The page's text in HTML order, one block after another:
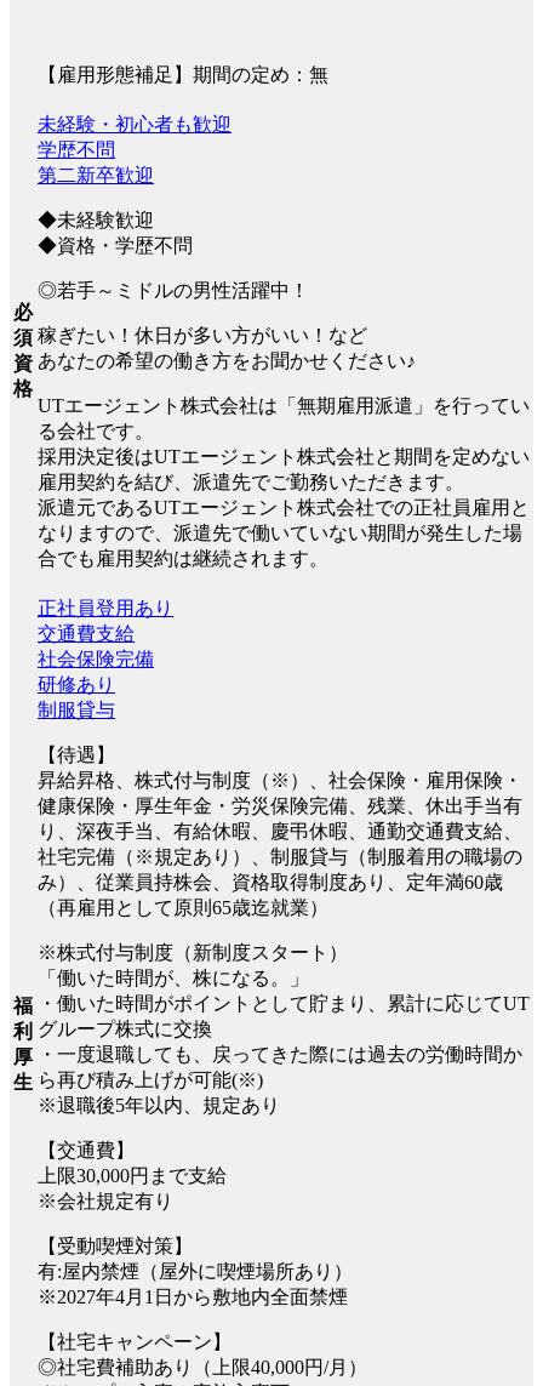
【雇用形態補足】期間の定め：無
必
須
資
格
未経験・初心者も歓迎
学歴不問
第二新卒歓迎
◆未経験歓迎
◆資格・学歴不問
◎若手～ミドルの男性活躍中！
稼ぎたい！休日が多い方がいい！など
あなたの希望の働き方をお聞かせください♪
UTエージェント株式会社は「無期雇用派遣」を行ってい
る会社です。
採用決定後はUTエージェント株式会社と期間を定めない
雇用契約を結び、派遣先でご勤務いただきます。
派遣元であるUTエージェント株式会社での正社員雇用と
なりますので、派遣先で働いていない期間が発生した場
合でも雇用契約は継続されます。
福
利
厚
生
正社員登用あり
交通費支給
社会保険完備
研修あり
制服貸与
【待遇】
昇給昇格、株式付与制度（※）、社会保険・雇用保険・
健康保険・厚生年金・労災保険完備、残業、休出手当有
り、深夜手当、有給休暇、慶弔休暇、通勤交通費支給、
社宅完備（※規定あり）、制服貸与（制服着用の職場の
み）、従業員持株会、資格取得制度あり、定年満60歳
（再雇用として原則65歳迄就業）
※株式付与制度（新制度スタート）
「働いた時間が、株になる。」
・働いた時間がポイントとして貯まり、累計に応じてUT
グループ株式に交換
・一度退職しても、戻ってきた際には過去の労働時間か
ら再び積み上げが可能(※)
※退職後5年以内、規定あり
【交通費】
上限30,000円まで支給
※会社規定有り
【受動喫煙対策】
有:屋内禁煙（屋外に喫煙場所あり）
※2027年4月1日から敷地内全面禁煙
【社宅キャンペーン】
◎社宅費補助あり（上限40,000円/月）